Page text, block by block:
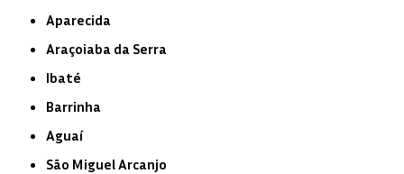
Aparecida
Araçoiaba da Serra
Ibaté
Barrinha
Aguaí
São Miguel Arcanjo